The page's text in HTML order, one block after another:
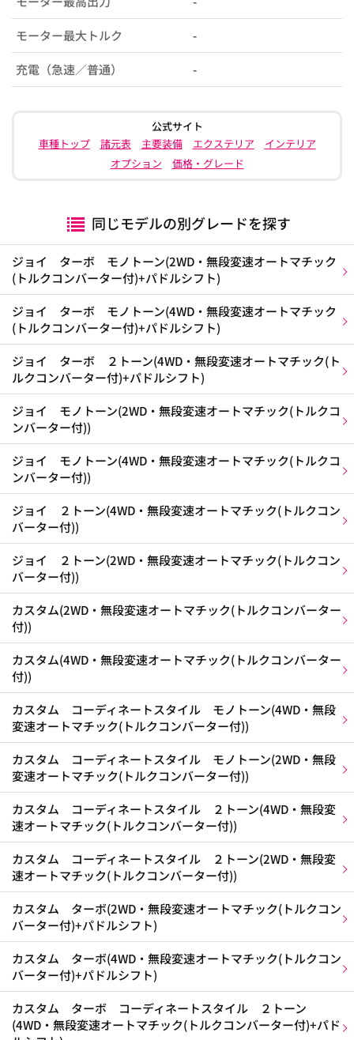
モーター最大トルク -
充電（急速／普通） -
公式サイト
車種トップ
諸元表 主要装備 エクステリア
インテリア
オプション
価格・グレード
同じモデルの別グレードを探す
ジョイ ターボ モノトーン(2WD・無段変速オートマチック
(トルクコンバーター付)+パドルシフト)
ジョイ ターボ モノトーン(4WD・無段変速オートマチック
(トルクコンバーター付)+パドルシフト)
ジョイ ターボ ２トーン(4WD・無段変速オートマチック(ト
ルクコンバーター付)+パドルシフト)
ジョイ モノトーン(2WD・無段変速オートマチック(トルクコ
ンバーター付))
ジョイ モノトーン(4WD・無段変速オートマチック(トルクコ
ンバーター付))
ジョイ ２トーン(4WD・無段変速オートマチック(トルクコン
バーター付))
ジョイ ２トーン(2WD・無段変速オートマチック(トルクコン
バーター付))
カスタム(2WD・無段変速オートマチック(トルクコンバーター
付))
カスタム(4WD・無段変速オートマチック(トルクコンバーター
付))
カスタム コーディネートスタイル モノトーン(4WD・無段
変速オートマチック(トルクコンバーター付))
カスタム コーディネートスタイル モノトーン(2WD・無段
変速オートマチック(トルクコンバーター付))
カスタム コーディネートスタイル ２トーン(4WD・無段変
速オートマチック(トルクコンバーター付))
カスタム コーディネートスタイル ２トーン(2WD・無段変
速オートマチック(トルクコンバーター付))
カスタム ターボ(2WD・無段変速オートマチック(トルクコン
バーター付)+パドルシフト)
カスタム ターボ(4WD・無段変速オートマチック(トルクコン
バーター付)+パドルシフト)
カスタム ターボ コーディネートスタイル ２トーン
(4WD・無段変速オートマチック(トルクコンバーター付)+パド